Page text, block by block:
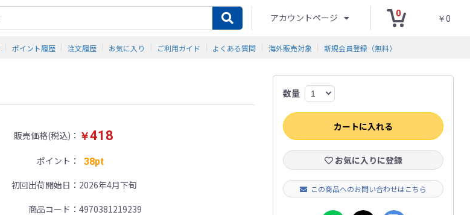
アカウントページ 0
￥0
ポイント履歴 注文履歴 お気に入り ご利用ガイド よくある質問 海外販売対象 新規会員登録（無料）
販売価格(税込) ￥418
ポイント 38pt
初回出荷開始日
2026年4月下旬
商品コード
4970381219239
数量
カートに入れる
お気に入りに登録
この商品へのお問い合わせはこちら